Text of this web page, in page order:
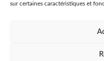
sur certaines caractéristiques et
Unapei